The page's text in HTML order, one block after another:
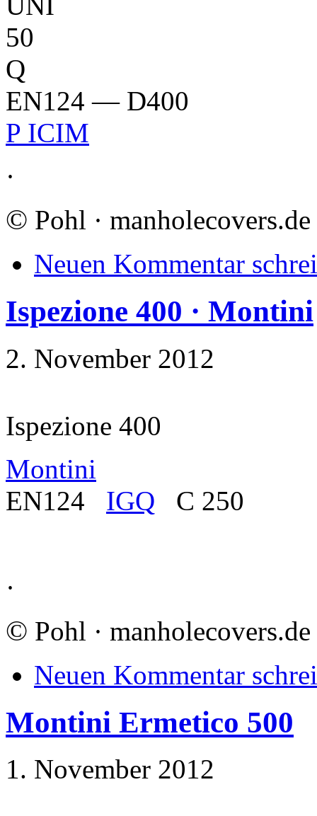
50
Q
EN124 — D400
P ICIM
·
© Pohl · manholecovers.de
Neuen Kommentar
Ispezione 400 · Montini
2. November 2012
Ispezione 400
Montini
EN124 IGQ C 250
·
© Pohl · manholecovers.de
Neuen Kommentar
Montini Ermetico 500
1. November 2012